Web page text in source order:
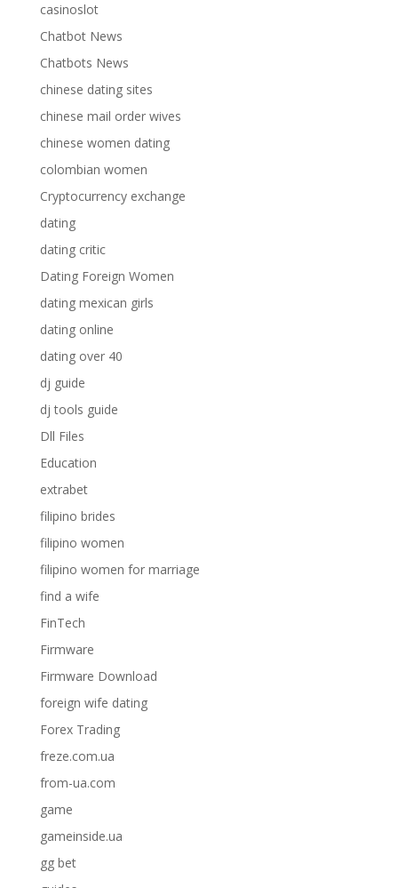
casinoslot
Chatbot News
Chatbots News
chinese dating sites
chinese mail order wives
chinese women dating
colombian women
Cryptocurrency exchange
dating
dating critic
Dating Foreign Women
dating mexican girls
dating online
dating over 40
dj guide
dj tools guide
Dll Files
Education
extrabet
filipino brides
filipino women
filipino women for marriage
find a wife
FinTech
Firmware
Firmware Download
foreign wife dating
Forex Trading
freze.com.ua
from-ua.com
game
gameinside.ua
gg bet